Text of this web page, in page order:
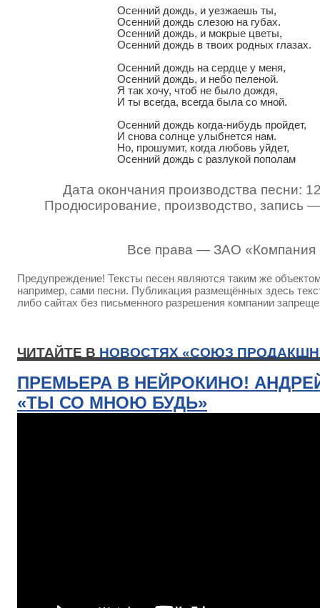
Осенний дождь, и уезжаешь ты,
Осенний дождь слезою на губах.
Осенний дождь, и мокрые цветы,
Осенний дождь в твоих родных глазах.
Осенний дождь на сердце у меня,
Осенний дождь, и небо пеленой.
Я так хочу, чтоб не было дождя,
И ты всегда, всегда была со мной.
Осенний дождь когда-нибудь пройдет,
И снова солнце улыбнется нам.
Но, прошумит, когда любовь уйдет,
Осенний дождь с разлукой пополам
Дата окончания производства песни:
Продюсирование, производство, запись
Все права — ЗАО
Предупреждение! Тексты песен являются таким же
например, сами песни. Публикация размещённых здесь
либо сайтах без письменного разрешения компании
ЧИТАЙТЕ В НОВОСТЯХ «СОЮЗ
ПРЕМЬЕРА В НЕЙРОКИНО!
«ТЫ СО МНОЮ БУДЬ»